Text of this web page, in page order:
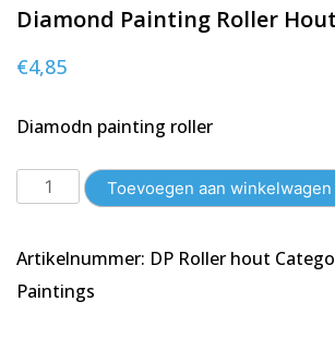
Diamond Painting Roller Hout
€4,85
Diamodn painting roller
Diamond
Painting
Hout
aantal
Toevoegen aan winkelwagen
Artikelnummer: DP Roller hout
Paintings